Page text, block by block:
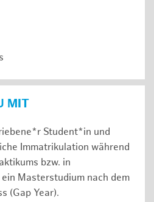
MIT
Student*in und
Immatrikulation während
bzw. in
Masterstudium nach dem
(Gap Year).